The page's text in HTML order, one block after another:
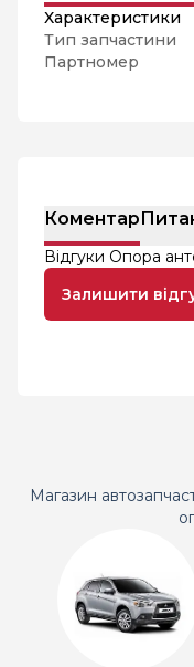
Характеристики
Тип запчастини
Партномер
Коментар
Відгуки Опора
Залишити
Магазин